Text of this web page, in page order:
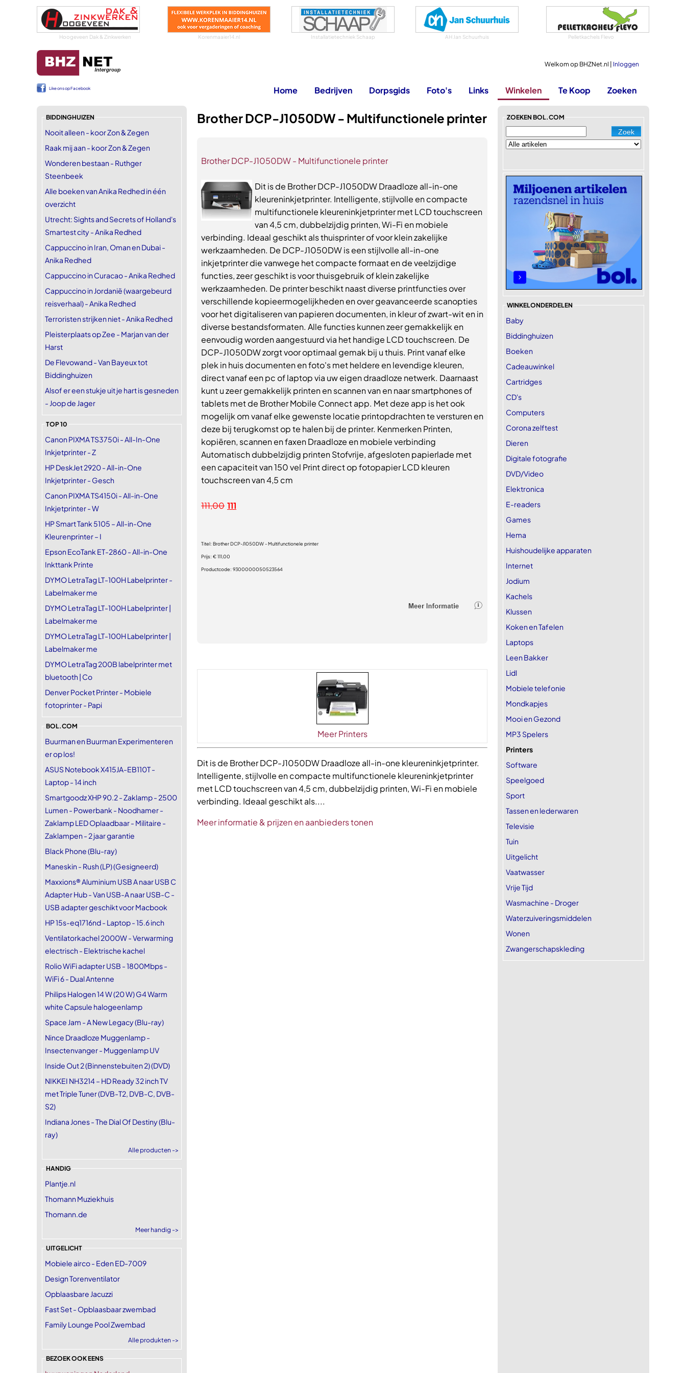
Hoogeveen Dak & Zinkwerken Korenmaaier14.nl Installatietechniek Schaap AH Jan Schuurhuis Pelletkachels Flevo
Welkom op BHZNet.nl | Inloggen
Like ons op Facebook Home Bedrijven Dorpsgids Foto's Links Winkelen Te Koop Zoeken
BIDDINGHUIZEN
Nooit alleen - koor Zon & Zegen
Raak mij aan - koor Zon & Zegen
Wonderen bestaan - Ruthger
Steenbeek
Alle boeken van Anika Redhed in één
overzicht
Utrecht: Sights and Secrets of Holland's
Smartest city - Anika Redhed
Cappuccino in Iran, Oman en Dubai -
Anika Redhed
Cappuccino in Curacao - Anika Redhed
Cappuccino in Jordanië (waargebeurd
reisverhaal) - Anika Redhed
Terroristen strijken niet - Anika Redhed
Pleisterplaats op Zee - Marjan van der
Harst
De Flevowand - Van Bayeux tot
Biddinghuizen
Alsof er een stukje uit je hart is gesneden
- Joop de Jager
TOP 10
Canon PIXMA TS3750i - All-In-One
Inkjetprinter - Z
HP DeskJet 2920 - All-in-One
Inkjetprinter - Gesch
Canon PIXMA TS4150i - All-in-One
Inkjetprinter - W
HP Smart Tank 5105 – All-in-One
Kleurenprinter – I
Epson EcoTank ET-2860 - All-in-One
Inkttank Printe
DYMO LetraTag LT-100H Labelprinter -
Labelmaker me
DYMO LetraTag LT-100H Labelprinter |
Labelmaker me
DYMO LetraTag LT-100H Labelprinter |
Labelmaker me
DYMO LetraTag 200B labelprinter met
bluetooth | Co
Denver Pocket Printer - Mobiele
fotoprinter - Papi
BOL.COM
Buurman en Buurman Experimenteren
er op los!
ASUS Notebook X415JA-EB110T -
Laptop - 14 inch
Smartgoodz XHP 90.2 - Zaklamp - 2500
Lumen - Powerbank - Noodhamer -
Zaklamp LED Oplaadbaar - Militaire -
Zaklampen - 2 jaar garantie
Black Phone (Blu-ray)
Maneskin - Rush (LP) (Gesigneerd)
Maxxions® Aluminium USB A naar USB C
Adapter Hub - Van USB-A naar USB-C -
USB adapter geschikt voor Macbook
HP 15s-eq1716nd - Laptop - 15.6 inch
Ventilatorkachel 2000W - Verwarming
electrisch - Elektrische kachel
Rolio WiFi adapter USB - 1800Mbps -
WiFi 6 - Dual Antenne
Philips Halogen 14 W (20 W) G4 Warm
white Capsule halogeenlamp
Space Jam - A New Legacy (Blu-ray)
Nince Draadloze Muggenlamp -
Insectenvanger - Muggenlamp UV
Inside Out 2 (Binnenstebuiten 2) (DVD)
NIKKEI NH3214 – HD Ready 32 inch TV
met Triple Tuner (DVB-T2, DVB-C, DVB-
S2)
Indiana Jones - The Dial Of Destiny (Blu-
ray)
Alle producten ->
HANDIG
Plantje.nl
Thomann Muziekhuis
Thomann.de
Meer handig ->
UITGELICHT
Mobiele airco - Eden ED-7009
Design Torenventilator
Opblaasbare Jacuzzi
Fast Set - Opblaasbaar zwembad
Family Lounge Pool Zwembad
Alle produkten ->
BEZOEK OOK EENS
Brother DCP-J1050DW - Multifunctionele printer
Brother DCP-J1050DW - Multifunctionele printer
Dit is de Brother DCP-J1050DW Draadloze all-in-one
kleureninkjetprinter. Intelligente, stijlvolle en compacte
multifunctionele kleureninkjetprinter met LCD touchscreen
van 4,5 cm, dubbelzijdig printen, Wi-Fi en mobiele
verbinding. Ideaal geschikt als thuisprinter of voor klein zakelijke
werkzaamheden. De DCP-J1050DW is een stijlvolle all-in-one
inkjetprinter die vanwege het compacte formaat en de veelzijdige
functies, zeer geschikt is voor thuisgebruik of klein zakelijke
werkzaamheden. De printer beschikt naast diverse printfuncties over
verschillende kopieermogelijkheden en over geavanceerde scanopties
voor het digitaliseren van papieren documenten, in kleur of zwart-wit en in
diverse bestandsformaten. Alle functies kunnen zeer gemakkelijk en
eenvoudig worden aangestuurd via het handige LCD touchscreen. De
DCP-J1050DW zorgt voor optimaal gemak bij u thuis. Print vanaf elke
plek in huis documenten en foto's met heldere en levendige kleuren,
direct vanaf een pc of laptop via uw eigen draadloze netwerk. Daarnaast
kunt u zeer gemakkelijk printen en scannen van en naar smartphones of
tablets met de Brother Mobile Connect app. Met deze app is het ook
mogelijk om vanaf elke gewenste locatie printopdrachten te versturen en
deze bij terugkomst op te halen bij de printer. Kenmerken Printen,
kopiëren, scannen en faxen Draadloze en mobiele verbinding
Automatisch dubbelzijdig printen Stofvrije, afgesloten papierlade met
een capaciteit van 150 vel Print direct op fotopapier LCD kleuren
touchscreen van 4,5 cm
111,00 111
Titel: Brother DCP-J1050DW - Multifunctionele printer
Prijs: € 111,00
Productcode: 9300000050523564
Meer Printers
Dit is de Brother DCP-J1050DW Draadloze all-in-one kleureninkjetprinter.
Intelligente, stijlvolle en compacte multifunctionele kleureninkjetprinter
met LCD touchscreen van 4,5 cm, dubbelzijdig printen, Wi-Fi en mobiele
verbinding. Ideaal geschikt als....
Meer informatie & prijzen en aanbieders tonen
ZOEKEN BOL.COM
WINKELONDERDELEN
Baby
Biddinghuizen
Boeken
Cadeauwinkel
Cartridges
CD's
Computers
Corona zelftest
Dieren
Digitale fotografie
DVD/Video
Elektronica
E-readers
Games
Hema
Huishoudelijke apparaten
Internet
Jodium
Kachels
Klussen
Koken en Tafelen
Laptops
Leen Bakker
Lidl
Mobiele telefonie
Mondkapjes
Mooi en Gezond
MP3 Spelers
Printers
Software
Speelgoed
Sport
Tassen en lederwaren
Televisie
Tuin
Uitgelicht
Vaatwasser
Vrije Tijd
Wasmachine - Droger
Waterzuiveringsmiddelen
Wonen
Zwangerschapskleding